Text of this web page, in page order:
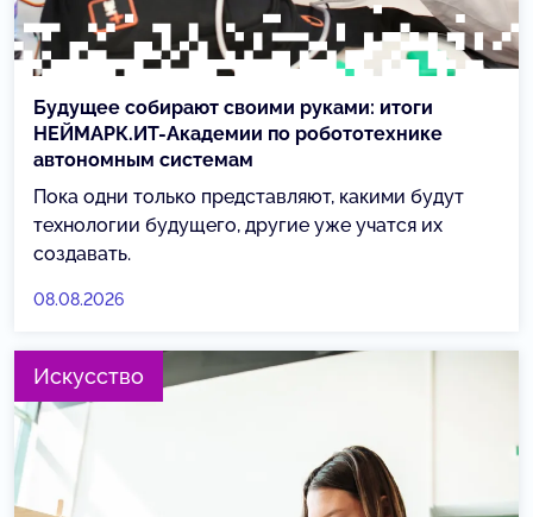
Будущее собирают своими руками: итоги
НЕЙМАРК.ИТ-Академии по робототехнике
автономным системам
Пока одни только представляют, какими будут
технологии будущего, другие уже учатся их
создавать.
08.08.2026
Искусство